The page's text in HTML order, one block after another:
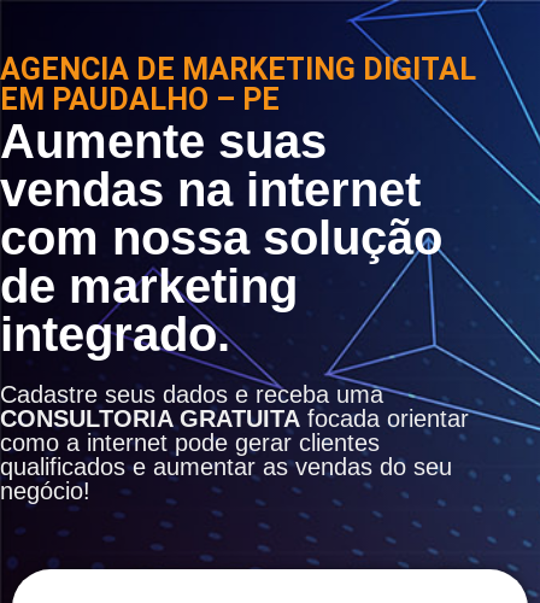
AGENCIA DE MARKETING DIGITAL
EM PAUDALHO – PE
Aumente suas
vendas na internet
com nossa solução
de marketing
integrado.
Cadastre seus dados e receba uma
CONSULTORIA GRATUITA focada orientar
como a internet pode gerar clientes
qualificados e aumentar as vendas do seu
negócio!